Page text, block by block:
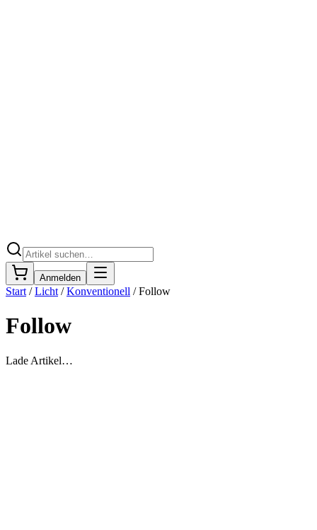
Anmelden
Start /Licht /Konventionell /Follow
Follow
Lade Artikel…